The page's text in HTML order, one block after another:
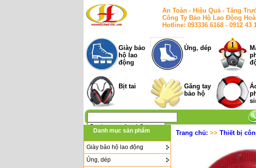
An Toàn - Hiệu Quả - Tăng
Công Ty Bảo Hộ Lao Động
Hotline: 093336 6168 - 0912
Giày bảo
hộ lao
động
Ủng, dép
Bịt tai
Găng tay
bảo hộ
Danh mục sản phẩm
Giày bảo hộ lao động
Ủng, dép
Trang chủ: >> Thiết bị